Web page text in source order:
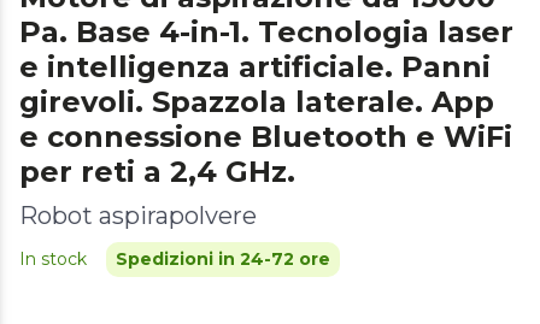
Pa. Base 4-in-1. Tecnologia laser
e intelligenza artificiale. Panni
girevoli. Spazzola laterale. App
e connessione Bluetooth e WiFi
per reti a 2,4 GHz.
Robot aspirapolvere
In stock Spedizioni in 24-72 ore